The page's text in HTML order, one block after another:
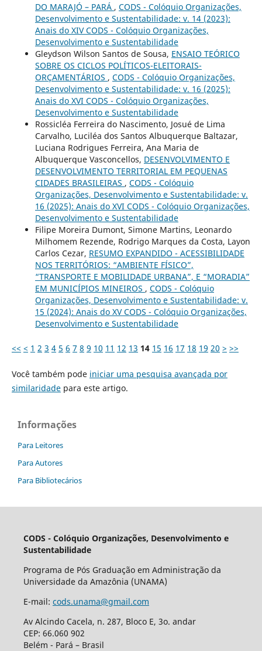
DO MARAJÓ – PARÁ , CODS - Colóquio Organizações,
Desenvolvimento e Sustentabilidade: v. 14 (2023):
Anais do XIV CODS - Colóquio Organizações,
Desenvolvimento e Sustentabilidade
Gleydson Wilson Santos de Sousa, ENSAIO TEÓRICO
SOBRE OS CICLOS POLÍTICOS-ELEITORAIS-
ORÇAMENTÁRIOS , CODS - Colóquio Organizações,
Desenvolvimento e Sustentabilidade: v. 16 (2025):
Anais do XVI CODS - Colóquio Organizações,
Desenvolvimento e Sustentabilidade
Rossicléa Ferreira do Nascimento, Josué de Lima
Carvalho, Luciléa dos Santos Albuquerque Baltazar,
Luciana Rodrigues Ferreira, Ana Maria de
Albuquerque Vasconcellos, DESENVOLVIMENTO E
DESENVOLVIMENTO TERRITORIAL EM PEQUENAS
CIDADES BRASILEIRAS , CODS - Colóquio
Organizações, Desenvolvimento e Sustentabilidade: v.
16 (2025): Anais do XVI CODS - Colóquio Organizações,
Desenvolvimento e Sustentabilidade
Filipe Moreira Dumont, Simone Martins, Leonardo
Milhomem Rezende, Rodrigo Marques da Costa, Layon
Carlos Cezar, RESUMO EXPANDIDO - ACESSIBILIDADE
NOS TERRITÓRIOS: “AMBIENTE FÍSICO”,
“TRANSPORTE E MOBILIDADE URBANA”, E “MORADIA”
EM MUNICÍPIOS MINEIROS , CODS - Colóquio
Organizações, Desenvolvimento e Sustentabilidade: v.
15 (2024): Anais do XV CODS - Colóquio Organizações,
Desenvolvimento e Sustentabilidade
<< < 1 2 3 4 5 6 7 8 9 10 11 12 13 14 15 16 17 18 19 20 > >>
Você também pode iniciar uma pesquisa avançada por
similaridadepara este artigo.
Informações
Para Leitores
Para Autores
Para Bibliotecários
CODS - Colóquio Organizações, Desenvolvimento e
Sustentabilidade
Programa de Pós Graduação em Administração da
Universidade da Amazônia (UNAMA)
E-mail: cods.unama@gmail.com
Av Alcindo Cacela, n. 287, Bloco E, 3o. andar
CEP: 66.060 902
Belém - Pará – Brasil